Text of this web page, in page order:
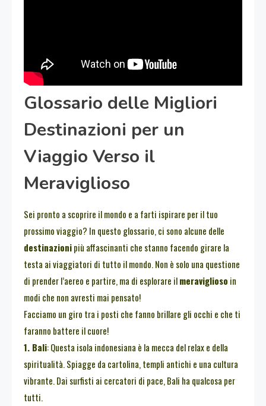
Glossario delle Migliori
Destinazioni per un
Viaggio Verso il
Meraviglioso
Sei pronto a scoprire il mondo e a farti ispirare per il tuo
prossimo viaggio? In questo glossario, ci sono alcune delle
destinazionipiù affascinanti che stanno facendo girare la
testa ai viaggiatori di tutto il mondo. Non è solo una questione
di prender l’aereo e partire, ma di esplorare ilmeraviglioso in
modi che non avresti mai pensato!
Facciamo un giro tra i posti che fanno brillare gli occhi e che ti
faranno battere il cuore!
1. Bali: Questa isola indonesiana è la mecca del relax e della
spiritualità. Spiagge da cartolina, templi antichi e una cultura
vibrante. Dai surfisti ai cercatori di pace, Bali ha qualcosa per
tutti.